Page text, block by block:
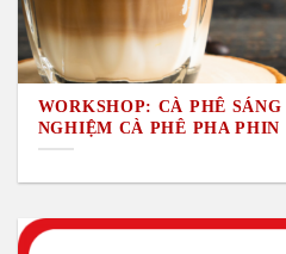
WORKSHOP: CÀ PHÊ
NGHIỆM CÀ PHÊ PHA PHIN